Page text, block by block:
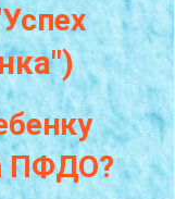
ПФДО?